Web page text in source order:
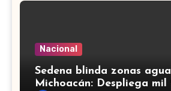
Nacional
Sedena blinda zonas
Michoacán: Despliega mil